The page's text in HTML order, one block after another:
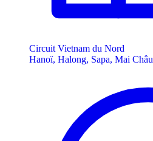
Circuit Vietnam du Nord
Hanoï, Halong, Sapa, Mai Châu